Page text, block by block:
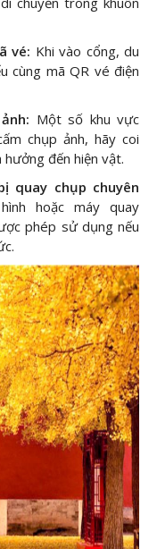
vé: Khi vào cổng, du
cùng mã QR vé điện
Một số khu vực
chụp ảnh, hãy coi
đến hiện vật.
quay chụp chuyên
hoặc máy quay
phép sử dụng nếu